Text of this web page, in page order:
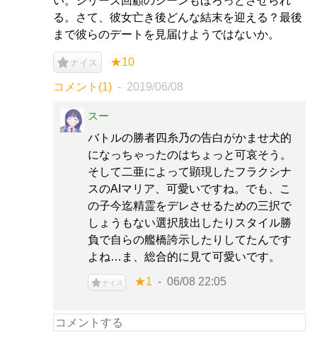
る。さて、彼女亡き後どんな結末を迎える？最後
まで彼らのデートを見届けようではないか。
ナイス ★10
コメント(1) 2019/06/08
スー
バトルの勝者四糸乃の告白がかませ犬的
になっちゃったのはちょっと可哀そう。
そして二亜によって顕現したフラクシナ
スのAIマリア、可愛いですね。でも、こ
の子今迄精霊をデレさせるための三択で
しょうもない選択肢出したりスタイル勝
負で自らの艦橋誇示したりしてたんです
よね…ま、総合的に見て可愛いです。
ナイス ★1 06/08 22:05